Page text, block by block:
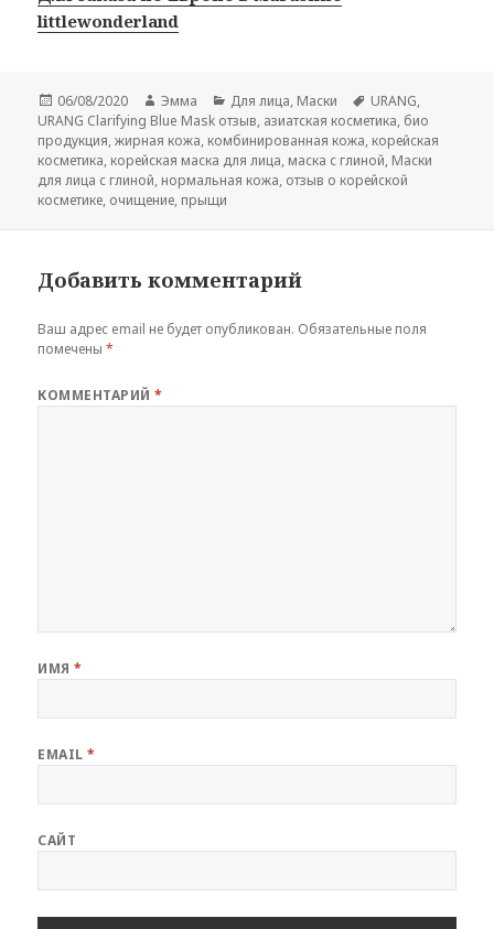
littlewonderland
Опубликовано
06/08/2020 Автор
Эмма Рубрики
Для лица, Маски Метки
URANG,
URANG Clarifying Blue Mask отзыв, азиатская косметика, био
продукция,жирная кожа, комбинированная кожа, корейская
косметика, корейская маска для лица, маска с глиной, Маски
для лица с глиной, нормальная кожа, отзыв о корейской
косметике, очищение, прыщи
Добавить комментарий
Ваш адрес email не будет опубликован. Обязательные поля
помечены*
КОММЕНТАРИЙ*
ИМЯ*
EMAIL*
САЙТ